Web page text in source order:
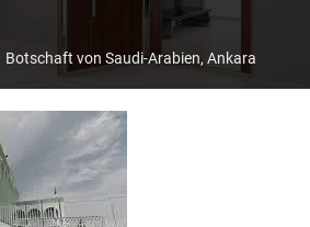
Botschaft von Saudi-Arabien, Ankara